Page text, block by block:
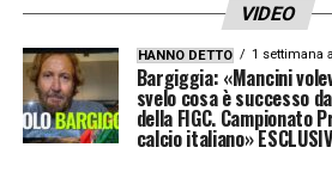
VIDEO
HANNO DETTO 1 settimana
Bargiggia: «Mancini
svelo cosa è successo
della FIGC. Campionato
calcio italiano»